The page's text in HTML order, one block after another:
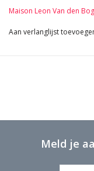
Maison Leon Van den
Aan verlanglijst
Meld je